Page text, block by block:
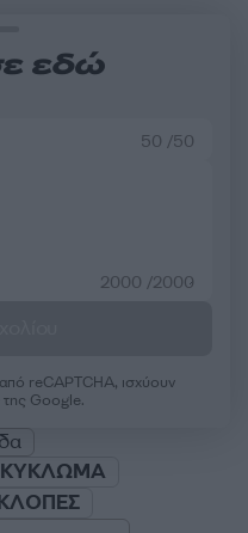
εδώ
50 /50
2000 /2000
reCAPTCHA, ισχύουν
της Google.
ΚΥΚΛΩΜΑ